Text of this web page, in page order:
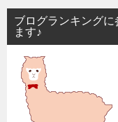
ブログランキング
ます♪